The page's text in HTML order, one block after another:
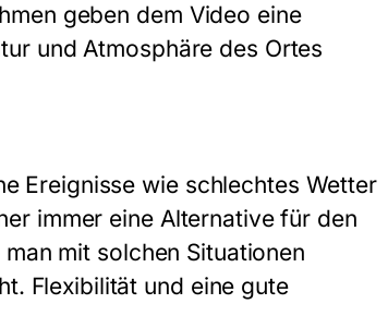
geben dem Video eine
und Atmosphäre des Ortes
Ereignisse wie schlechtes Wetter
immer eine Alternative für den
mit solchen Situationen
Flexibilität und eine gute